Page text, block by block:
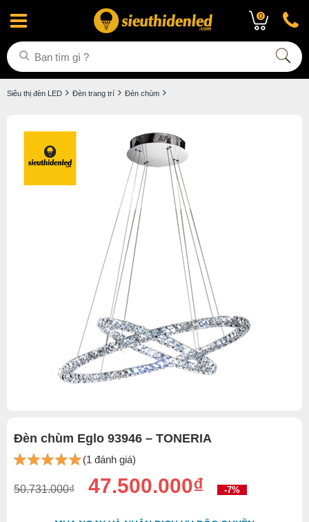
0
Siêu thị đèn LED Đèn trang trí Đèn chùm
Đèn chùm Eglo 93946 – TONERIA
(1 đánh giá)
50.731.000₫ 47.500.000₫ -7%